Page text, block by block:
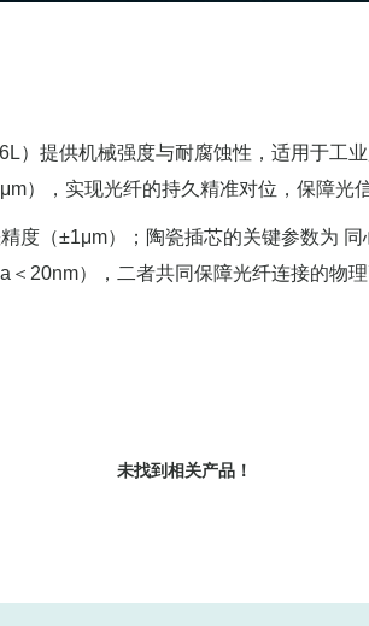
）提供机械强度与耐腐蚀性，适用于工
），实现光纤的持久精准对位，保障光
度（±1μm）；陶瓷插芯的关键参数为
20nm），二者共同保障光纤连接的物理
未找到相关产品！